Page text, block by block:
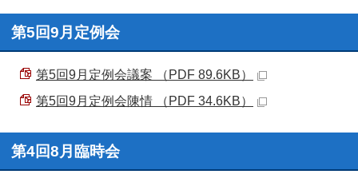
第5回9月定例会
第5回9月定例会議案 （PDF 89.6KB）
第5回9月定例会陳情 （PDF 34.6KB）
第4回8月臨時会